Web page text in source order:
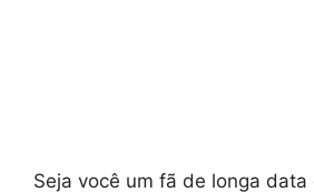
Seja você um fã de longa data